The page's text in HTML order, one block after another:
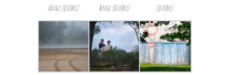
Rouge (Québec) Rouge (Québec) (Québec)